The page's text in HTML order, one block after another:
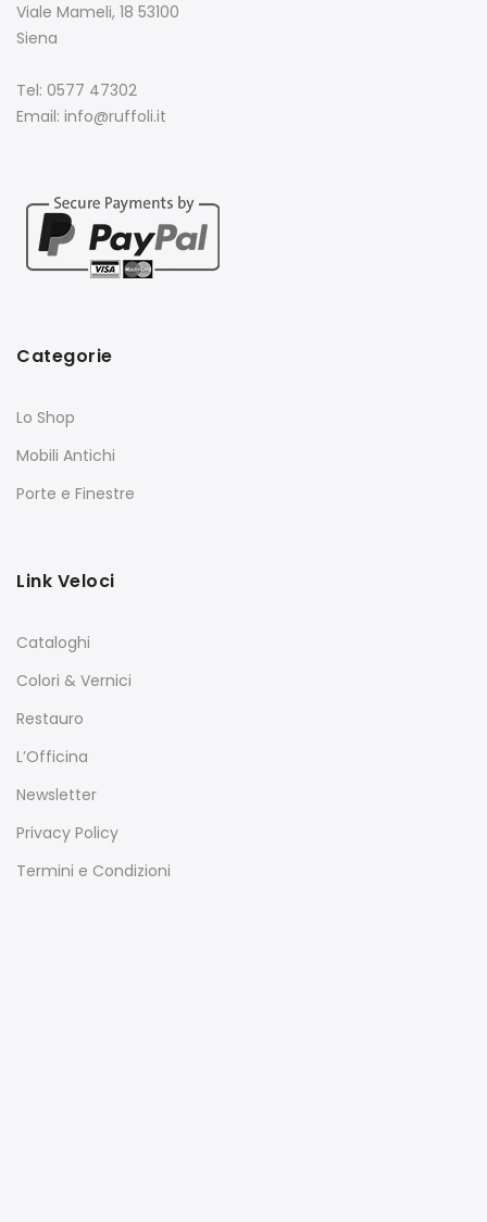
Viale Mameli, 18 53100
Siena
Tel: 0577 47302
Email: info@ruffoli.it
Categorie
Lo Shop
Mobili Antichi
Porte e Finestre
Link Veloci
Cataloghi
Colori & Vernici
Restauro
L’Officina
Newsletter
Privacy Policy
Termini e Condizioni